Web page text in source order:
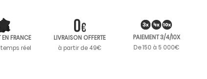
EN FRANCE
réel
LIVRAISON OFFERTE
à partir de 49€
PAIEMENT 3/4/10X
De 150 à 5 000€